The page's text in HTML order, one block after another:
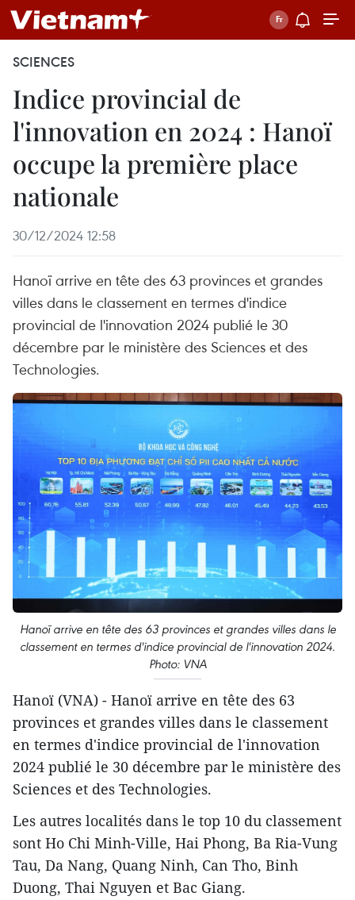
SCIENCES
Indice provincial de
l'innovation en 2024 : Hanoï
occupe la première place
nationale
30/12/2024 12:58
Hanoï arrive en tête des 63 provinces et grandes
villes dans le classement en termes d'indice
provincial de l'innovation 2024 publié le 30
décembre par le ministère des Sciences et des
Technologies.
Hanoï arrive en tête des 63 provinces et grandes villes dans le
classement en termes d'indice provincial de l'innovation 2024.
Photo: VNA
Hanoï (VNA) - Hanoï arrive en tête des 63
provinces et grandes villes dans le classement
en termes d'indice provincial de l'innovation
2024 publié le 30 décembre par le ministère des
Sciences et des Technologies.
Les autres localités dans le top 10 du classement
sont Ho Chi Minh-Ville, Hai Phong, Ba Ria-Vung
Tau, Da Nang, Quang Ninh, Can Tho, Binh
Duong, Thai Nguyen et Bac Giang.